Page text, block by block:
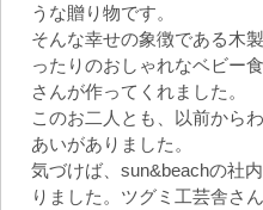
うな贈り物です。
そんな幸せの象徴である木
ったりのおしゃれなベビー
さんが作ってくれました。
このお二人とも、以前から
あいがありました。
気づけば、sun&beachの社
りました。ツグミ工芸舎さ